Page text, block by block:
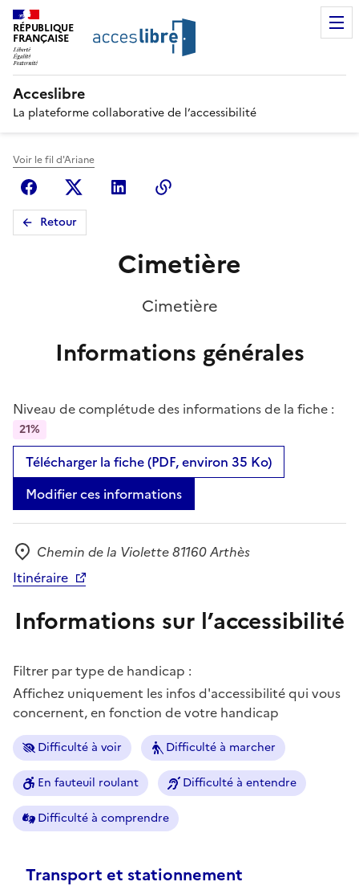
RÉPUBLIQUE
FRANÇAISE
Acceslibre
La plateforme collaborative de l’accessibilité
Voir le fil d'Ariane
FacebookX (anciennement Twitter)
Linkedin
Retour
Cimetière
Cimetière
Informations générales
Niveau de complétude des informations de la fiche :
21%
Télécharger la fiche (PDF, environ 35 Ko)
Modifier ces informations
Adresse
Chemin de la Violette 81160 Arthès
Itinéraire
Informations sur l’accessibilité
Filtrer par type de handicap :
Affichez uniquement les infos d'accessibilité qui vous
concernent, en fonction de votre handicap
Difficulté à voir Difficulté à marcher
En fauteuil roulant Difficulté à entendre
Difficulté à comprendre
Transport et stationnement